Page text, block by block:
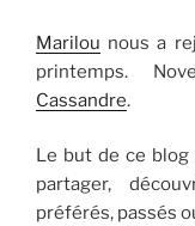
Marilou nous a
printemps.
Cassandre.
Le but de ce
partager,
préférés, passés